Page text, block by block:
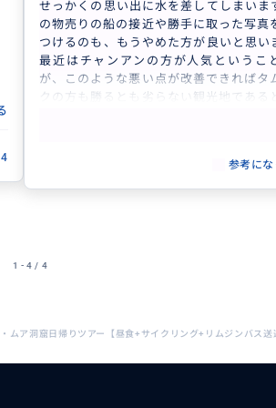
4
せっかくの思い出に水を差してしまいま
の物売りの船の接近や勝手に取った写真
つけるのも、もうやめた方が良いと思い
最近はチャンアンの方が人気というこ
が、このような悪い点が改善できればタ
クの方も勝るとも劣らない観光地である
ートの日本語ガイドさんのTung（JVTA
m）さんは、本当に気が利き、知識が豊
してきたものに比べて、値段の割にレベ
参考にな
1 - 4 / 4
ムア洞窟日帰りツアー【昼食+サイクリング+リムジンバス送